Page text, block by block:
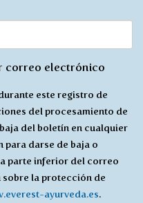
correo electrónico
este registro de
del procesamiento de
del boletín en cualquier
para darse de baja o
parte inferior del correo
la protección de
ayurveda.es.